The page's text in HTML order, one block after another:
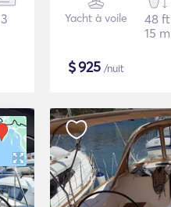
3 Yacht à voile
48 ft
15 m
$925 /nuit